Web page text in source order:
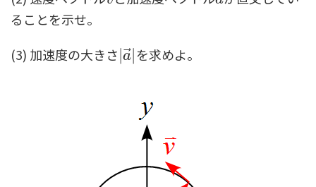
ることを示せ。
(3) 加速度の大きさ a⃗|
a→|
を求めよ。